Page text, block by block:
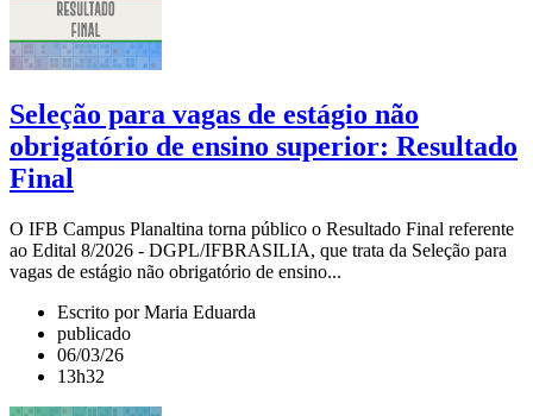
Seleção para vagas de estágio não
obrigatório de ensino superior: Resultado
Final
O IFB Campus Planaltina torna público o Resultado Final referente
ao Edital 8/2026 - DGPL/IFBRASILIA, que trata da Seleção para
vagas de estágio não obrigatório de ensino...
Escrito por Maria Eduarda
publicado
06/03/26
13h32